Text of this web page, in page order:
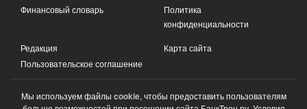
Финансовый словарь
Политика
конфиденциальности
Редакция
Пользовательское соглашение
Карта сайта
Мы используем файлы cookie, чтобы предоставить пользователям